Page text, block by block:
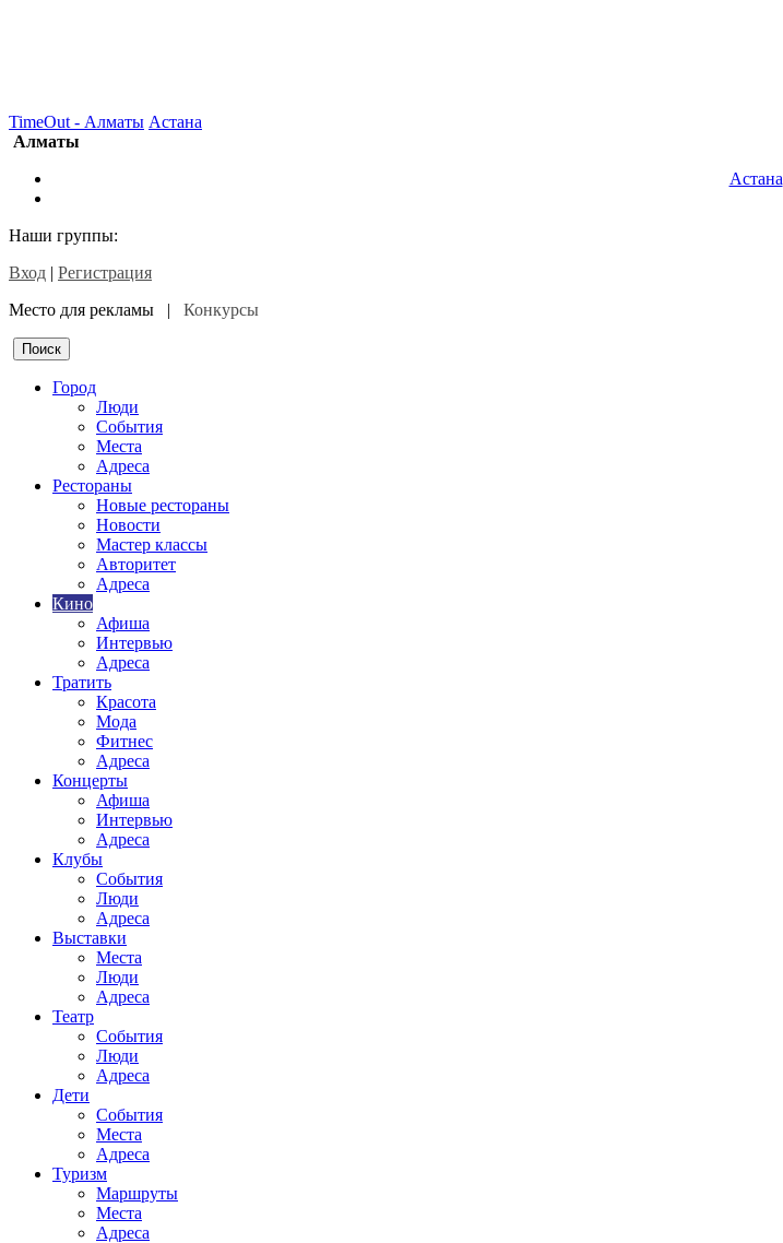
TimeOut - Алматы Астана
Алматы
Астана
Наши группы:
Вход | Регистрация
Место для рекламы | Конкурсы
Город
Люди
События
Места
Адреса
Рестораны
Новые рестораны
Новости
Мастер классы
Авторитет
Адреса
Кино
Афиша
Интервью
Адреса
Тратить
Красота
Мода
Фитнес
Адреса
Концерты
Афиша
Интервью
Адреса
Клубы
События
Люди
Адреса
Выставки
Места
Люди
Адреса
Театр
События
Люди
Адреса
Дети
События
Места
Адреса
Туризм
Маршруты
Места
Адреса